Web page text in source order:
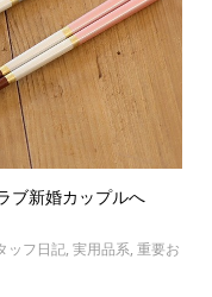
新婚カップルへ
ッフ日記, 実用品系, 重要お